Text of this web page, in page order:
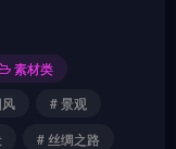
素材类
# 景观
# 丝绸之路